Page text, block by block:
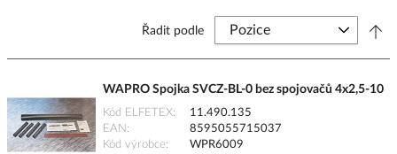
Řadit podle
WAPRO Spojka SVCZ-BL-0 bez spojovačů 4x2,5-10
Kód ELFETEX
11.490.135
EAN
8595055715037
Kód výrobce
WPR6009